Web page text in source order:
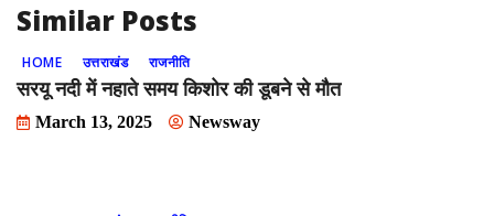
Similar Posts
HOME उत्तराखंड राजनीति
सरयू नदी में नहाते समय किशोर की डूबने से मौत
March 13, 2025 Newsway